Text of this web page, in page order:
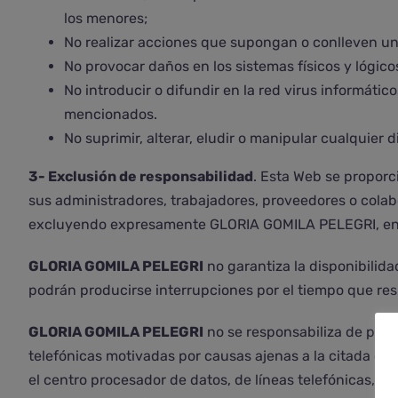
los menores;
No realizar acciones que supongan o conlleven
No provocar daños en los sistemas físicos y
No introducir o difundir en la red virus
mencionados.
No suprimir, alterar, eludir o manipular cualquier
3- Exclusión de responsabilidad. Esta Web se
sus administradores, trabajadores, proveedores o
excluyendo expresamente GLORIA GOMILA
GLORIA GOMILA PELEGRI no garantiza la
podrán producirse interrupciones por el tiempo que
GLORIA GOMILA PELEGRI no se responsabiliza de
telefónicas motivadas por causas ajenas a la citada
el centro procesador de datos, de líneas telefónicas,